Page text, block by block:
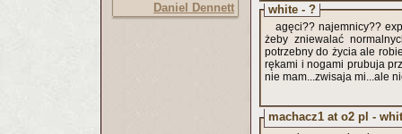
Daniel Dennett white - ?
agęci?? najemnicy??
żeby zniewalać
potrzebny do życia ale
rękami i nogami prubuja
nie mam...zwisaja mi...ale
machacz1 at o2 pl -